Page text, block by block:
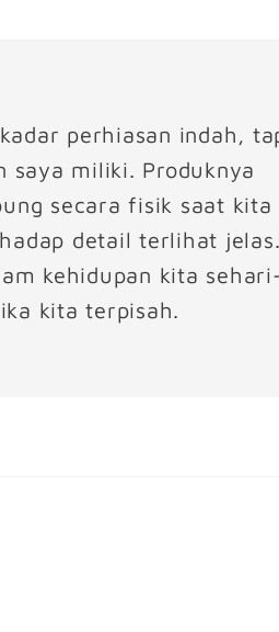
perhiasan indah,
saya miliki. Produknya
secara fisik saat kita
detail terlihat jelas.
kehidupan kita
kita terpisah.